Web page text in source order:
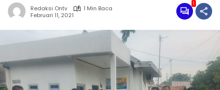
Redaksi Ontv
1 Min Baca
Februari 11, 2021
1